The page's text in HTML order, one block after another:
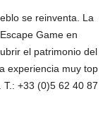
se reinventa. La
Game en
el patrimonio del
experiencia muy top
+33 (0)5 62 40 87